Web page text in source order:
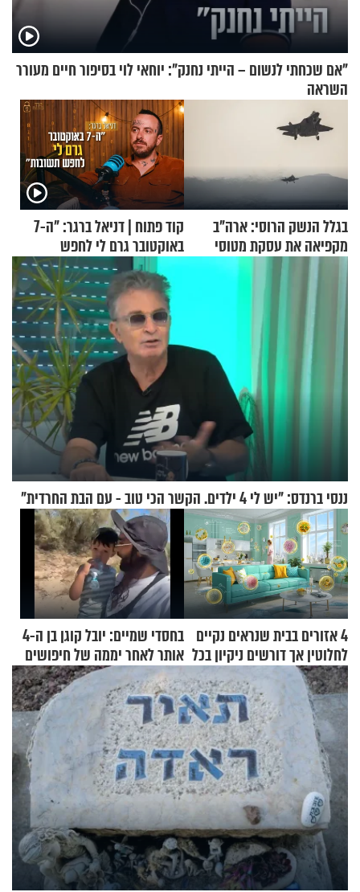
"אם שכחתי לנשום – הייתי נחנק": יוחאי לוי בסיפור חיים מעורר
השראה
בגלל הנשק הרוסי: ארה"ב
מקפיאה את עסקת מטוסי
הקרב לטורקיה
קוד פתוח | דניאל ברגר: "ה-7
באוקטובר גרם לי לחפש
תשובות"
ננסי ברנדס: "יש לי 4 ילדים. הקשר הכי טוב - עם הבת החרדית"
4 אזורים בבית שנראים נקיים
לחלוטין אך דורשים ניקיון בכל
סוף שבוע
בחסדי שמיים: יובל קוגן בן ה-4
אותר לאחר יממה של חיפושים